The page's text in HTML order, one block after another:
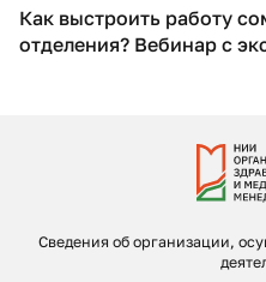
Как выстроить работу
отделения? Вебинар с
Сведения об организации,